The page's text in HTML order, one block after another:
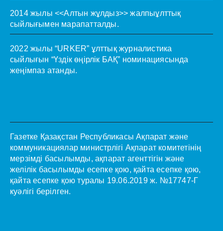
2014 жылы <<Алтын жұлдыз>> жалпыұлттық
сыйлығымен марапатталды.
2022 жылы “URKER” ұлттық журналистика
сыйлығын “Үздік өңірлік БАҚ” номинациясында
жеңімпаз атанды.
Газетке Қазақстан Республикасы Ақпарат және
коммуникациялар министрлігі Ақпарат комитетінің
мерзімді басылымды, ақпарат агенттігін және
желілік басылымды есепке қою, қайта есепке қою,
қайта есепке қою туралы 19.06.2019 ж. №17747-Г
куәлігі берілген.